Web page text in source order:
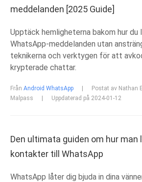
jailbreak
Uppgradera
Frystes
meddelanden [2025 Guide]
Upptäck hemligheterna bakom hur du
WhatsApp-meddelanden utan
teknikerna och verktygen för att
krypterade chattar.
FrånAndroid WhatsApp
Postat av Nathan
Malpass
Uppdaterad på 2024-01-12
Den ultimata guiden om hur man
kontakter till WhatsApp
WhatsApp låter dig bjuda in dina